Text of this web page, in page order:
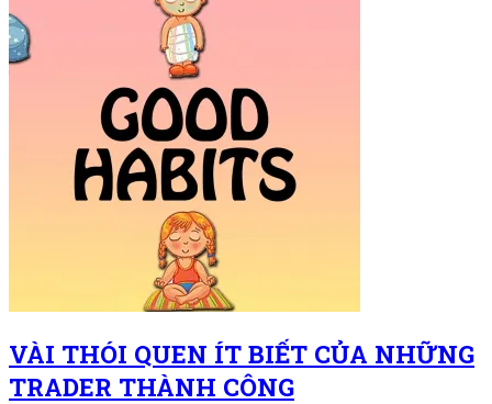
VÀI THÓI QUEN ÍT BIẾT CỦA NHỮNG
TRADER THÀNH CÔNG